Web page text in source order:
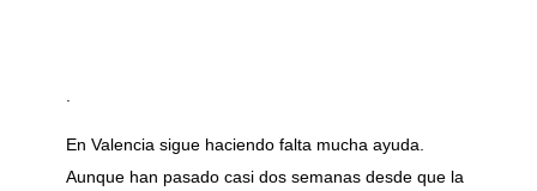
En Valencia sigue haciendo falta mucha ayuda.
Aunque han pasado casi dos semanas desde que la